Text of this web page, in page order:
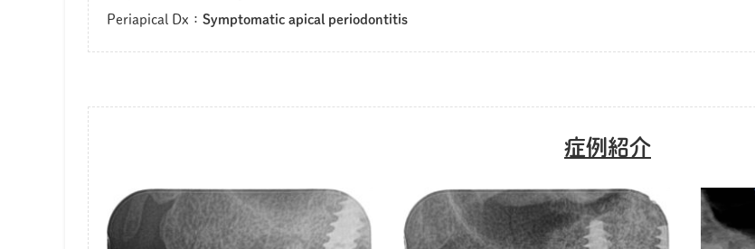
Periapical Dx： Symptomatic apical periodontitis
症例紹介